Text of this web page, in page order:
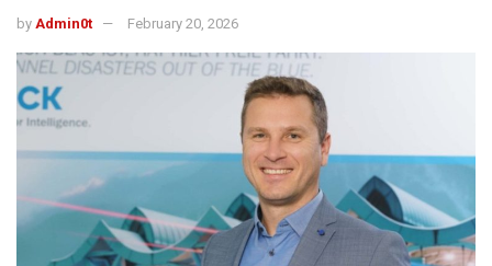
by Admin0t February 20, 2026